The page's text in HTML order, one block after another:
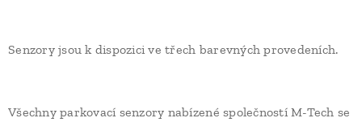
Senzory jsou k dispozici ve třech barevných provedeních.
Všechny parkovací senzory nabízené společností M-Tech se